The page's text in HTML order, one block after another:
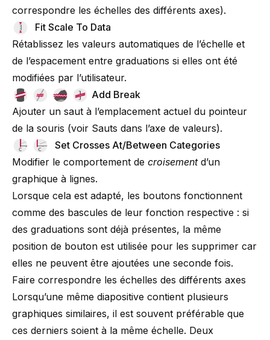
correspondre les échelles des différents axes).
Fit Scale To Data
Rétablissez les valeurs automatiques de l’échelle et
de l’espacement entre graduations si elles ont été
modifiées par l’utilisateur.
Add Break
Ajouter un saut à l’emplacement actuel du pointeur
de la souris (voir Sauts dans l’axe de valeurs).
Set Crosses At/Between Categories
Modifier le comportement de croisementd’un
graphique à lignes.
Lorsque cela est adapté, les boutons fonctionnent
comme des bascules de leur fonction respective : si
des graduations sont déjà présentes, la même
position de bouton est utilisée pour les supprimer car
elles ne peuvent être ajoutées une seconde fois.
Faire correspondre les échelles des différents axes
Lorsqu’une même diapositive contient plusieurs
graphiques similaires, il est souvent préférable que
ces derniers soient à la même échelle. Deux